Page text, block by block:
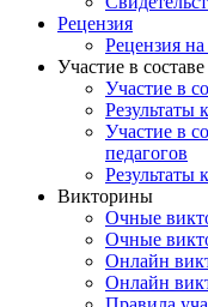
Рецензия
Рецензия на
Участие в
Участие в
Результаты
Участие в
педагогов
Результаты
Викторины
Очные
Очные
Онлайн
Онлайн